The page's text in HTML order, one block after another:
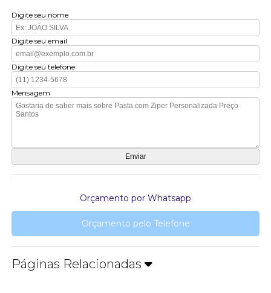
Digite seu nome
Digite seu email
Digite seu telefone
Mensagem
Orçamento por Whatsapp
Orçamento pelo Telefone
Páginas Relacionadas